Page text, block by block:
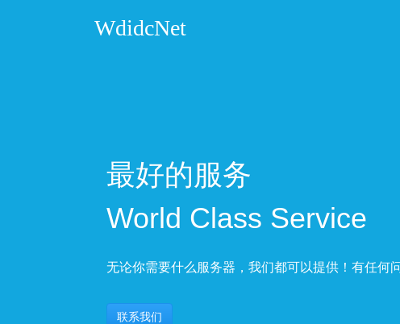
WdidcNet
最好的服务
World Class Service
无论你需要什么服务器，我们都可以提供！有任何
联系我们